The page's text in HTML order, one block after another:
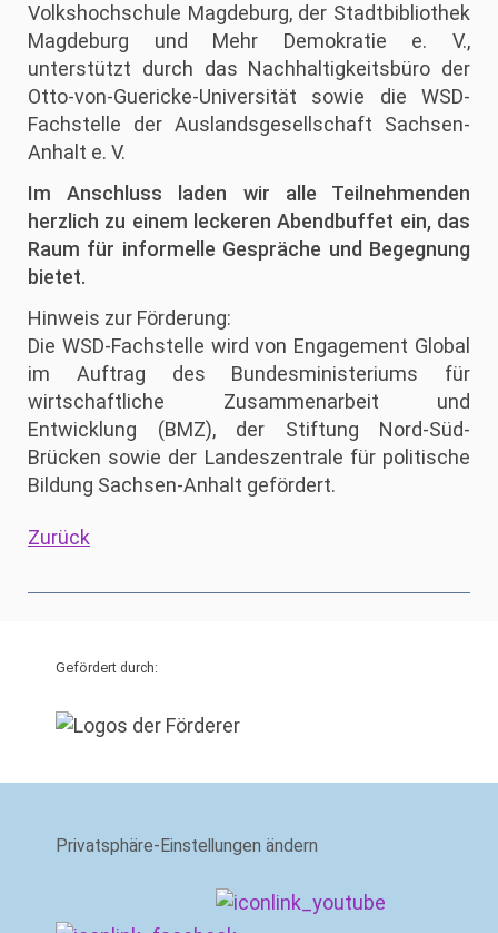
Volkshochschule Magdeburg, der Stadtbibliothek
Magdeburg und Mehr Demokratie e. V.,
unterstützt durch das Nachhaltigkeitsbüro der
Otto-von-Guericke-Universität sowie die WSD-
Fachstelle der Auslandsgesellschaft Sachsen-
Anhalt e. V.
Im Anschluss laden wir alle Teilnehmenden
herzlich zu einem leckeren Abendbuffet ein, das
Raum für informelle Gespräche und Begegnung
bietet.
Hinweis zur Förderung:
Die WSD-Fachstelle wird von Engagement Global
im Auftrag des Bundesministeriums für
wirtschaftliche Zusammenarbeit und
Entwicklung (BMZ), der Stiftung Nord-Süd-
Brücken sowie der Landeszentrale für politische
Bildung Sachsen-Anhalt gefördert.
Zurück
Gefördert durch:
Privatsphäre-Einstellungen ändern